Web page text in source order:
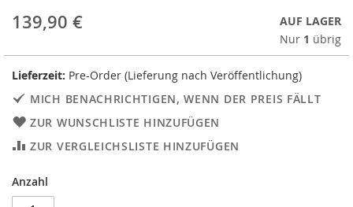
139,90 €
AUF LAGER
Nur 1 übrig
Lieferzeit: Pre-Order (Lieferung nach Veröffentlichung)
MICH BENACHRICHTIGEN, WENN DER PREIS FÄLLT
ZUR WUNSCHLISTE HINZUFÜGEN
ZUR VERGLEICHSLISTE HINZUFÜGEN
Anzahl